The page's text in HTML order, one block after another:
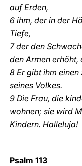
auf Erden,
6 ihm, der in der
Tiefe,
7 der den
den Armen erhöht,
8 Er gibt ihm einen
seines Volkes.
9 Die Frau, die
wohnen; sie wird
Kindern. Halleluja!
Psalm 113